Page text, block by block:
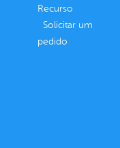
Recurso
Solicitar um
pedido